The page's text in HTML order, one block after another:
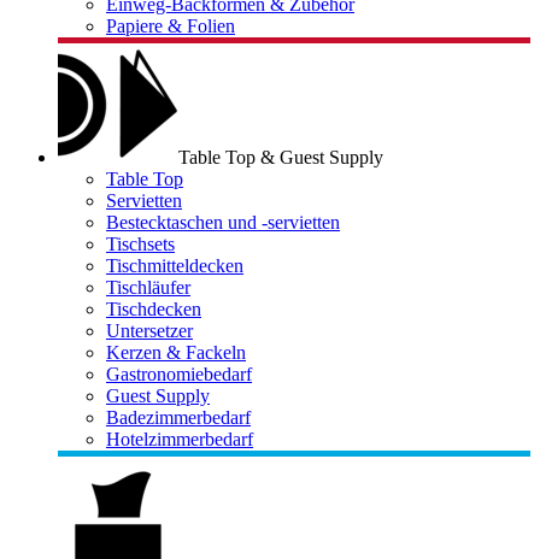
Einweg-Backformen & Zubehör
Papiere & Folien
Table Top & Guest Supply
Table Top
Servietten
Bestecktaschen und -servietten
Tischsets
Tischmitteldecken
Tischläufer
Tischdecken
Untersetzer
Kerzen & Fackeln
Gastronomiebedarf
Guest Supply
Badezimmerbedarf
Hotelzimmerbedarf